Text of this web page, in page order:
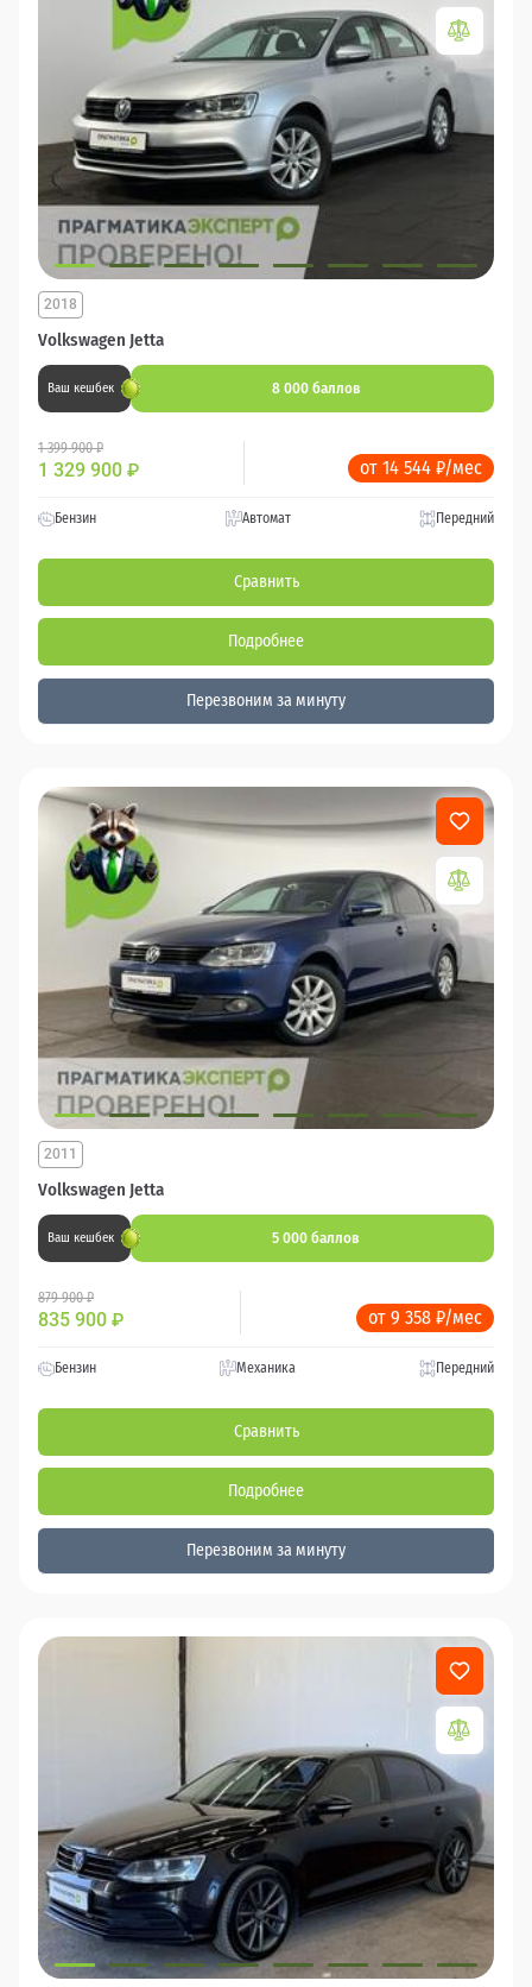
Volkswagen Jetta
2018
Ваш кешбек 8 000 баллов
1 399 900 ₽
1 329 900 ₽ от 14 544 ₽/мес
Бензин Автомат Передний
Сравнить
Подробнее
Перезвоним за минуту
Volkswagen Jetta
2011
Ваш кешбек 5 000 баллов
879 900 ₽
835 900 ₽ от 9 358 ₽/мес
Бензин Механика Передний
Сравнить
Подробнее
Перезвоним за минуту